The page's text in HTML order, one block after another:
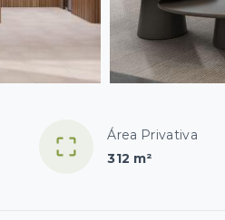
Área Privativa
312 m²